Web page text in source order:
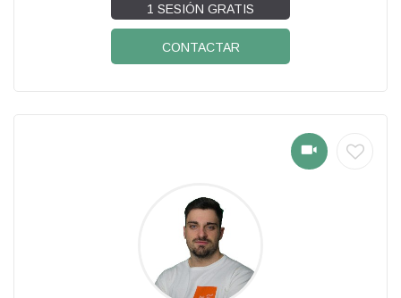
1 SESIÓN GRATIS
CONTACTAR